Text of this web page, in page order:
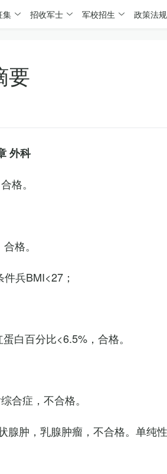
集 招收军士 军校招生 政策法规
要
外科
格。
格。
兵BMI<27；
白百分比<6.5%，合格。
合症，不合格。
肿，乳腺肿瘤，不合格。单纯